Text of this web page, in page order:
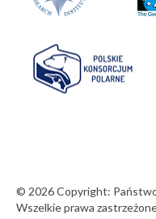
© 2026 Copyright:
Wszelkie prawa